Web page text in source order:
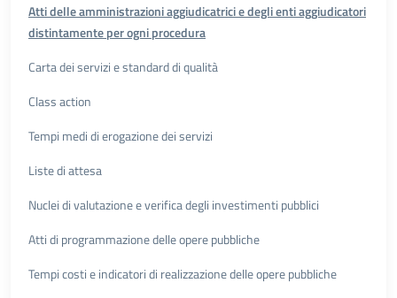
Atti delle amministrazioni aggiudicatrici e degli enti aggiudicatori
distintamente per ogni procedura
Carta dei servizi e standard di qualità
Class action
Tempi medi di erogazione dei servizi
Liste di attesa
Nuclei di valutazione e verifica degli investimenti pubblici
Atti di programmazione delle opere pubbliche
Tempi costi e indicatori di realizzazione delle opere pubbliche